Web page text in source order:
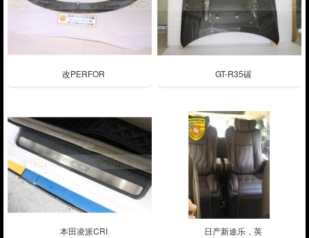
改PERFOR GT-R35碳
本田凌派CRI 日产新途乐，英